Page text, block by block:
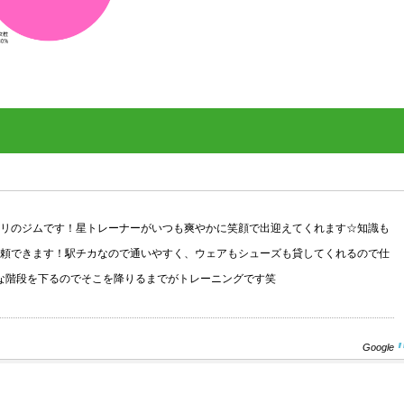
のジムです！星トレーナーがいつも爽やかに笑顔で出迎えてくれます☆知識も
できます！駅チカなので通いやすく、ウェアもシューズも貸してくれるので仕
段を下るのでそこを降りるまでがトレーニングです笑
Google